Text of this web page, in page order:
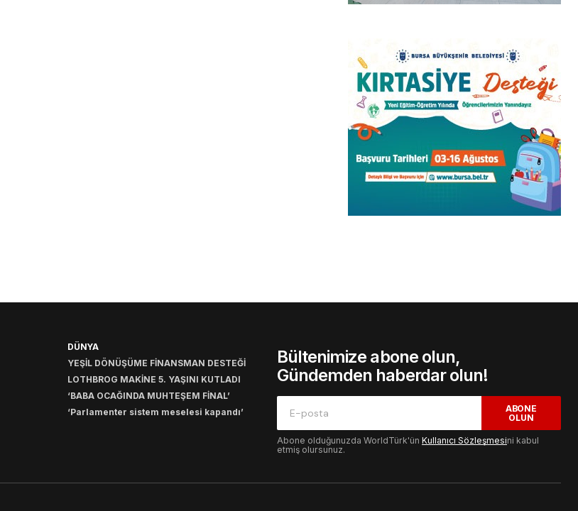
DÜNYA
YEŞİL DÖNÜŞÜME FİNANSMAN DESTEĞİ
LOTHBROG MAKİNE 5. YAŞINI KUTLADI
‘BABA OCAĞINDA MUHTEŞEM FİNAL’
‘Parlamenter sistem meselesi kapandı’
Bültenimize abone olun,
Gündemden haberdar olun!
ABONE
OLUN
Abone olduğunuzda WorldTürk'ün Kullanıcı Sözleşmesini kabul
etmiş olursunuz.